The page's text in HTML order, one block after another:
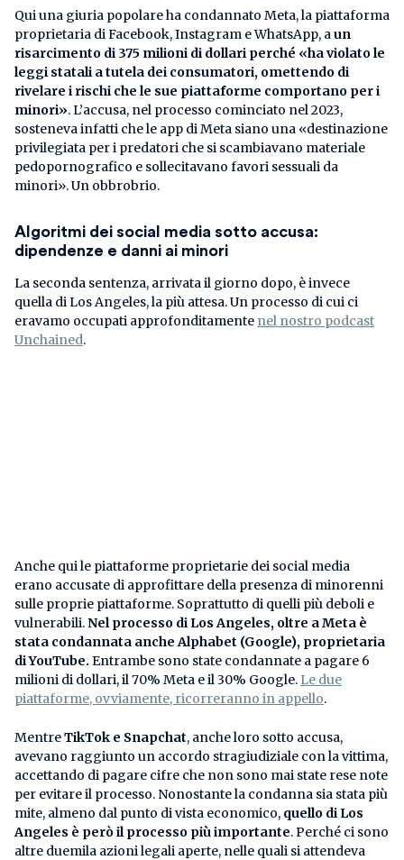
Qui una giuria popolare ha condannato Meta, la piattaforma
proprietaria di Facebook, Instagram e WhatsApp, aun
risarcimento di 375 milioni di dollari perché «ha violato le
leggi statali a tutela dei consumatori, omettendo di
rivelare i rischi che le sue piattaforme comportano per i
minori». L’accusa, nel processo cominciato nel 2023,
sosteneva infatti che le app di Meta siano una «destinazione
privilegiata per i predatori che si scambiavano materiale
pedopornografico e sollecitavano favori sessuali da
minori». Un obbrobrio.
Algoritmi dei social media sotto accusa:
dipendenze e danni ai minori
La seconda sentenza, arrivata il giorno dopo, è invece
quella di Los Angeles, la più attesa. Un processo di cui ci
eravamo occupati approfonditamente nel nostro podcast
Unchained.
Anche qui le piattaforme proprietarie dei social media
erano accusate di approfittare della presenza di minorenni
sulle proprie piattaforme. Soprattutto di quelli più deboli e
vulnerabili.Nel processo di Los Angeles, oltre a Meta è
stata condannata anche Alphabet (Google), proprietaria
di YouTube. Entrambe sono state condannate a pagare 6
milioni di dollari, il 70% Meta e il 30% Google. Le due
piattaforme, ovviamente, ricorreranno in appello.
MentreTikTok e Snapchat, anche loro sotto accusa,
avevano raggiunto un accordo stragiudiziale con la vittima,
accettando di pagare cifre che non sono mai state rese note
per evitare il processo. Nonostante la condanna sia stata più
mite, almeno dal punto di vista economico, quello di Los
Angeles è però il processo più importante. Perché ci sono
altre duemila azioni legali aperte, nelle quali si attendeva